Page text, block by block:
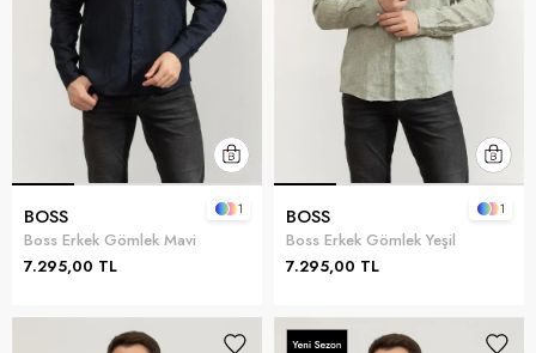
BOSS
Boss Erkek Gömlek Mavi
7.295,00 TL
1 BOSS
Boss Erkek Gömlek Yeşil
7.295,00 TL
1